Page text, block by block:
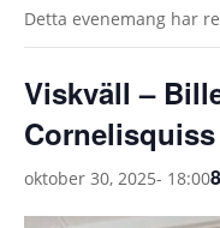
Detta evenemang har
Viskväll –
Cornelisquiss
oktober 30, 2025- 18:00